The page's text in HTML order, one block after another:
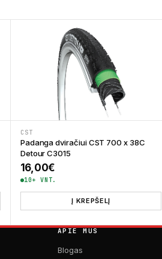
CST
Padanga dviračiui CST 700 x 38C
Detour C3015
16,00€
10+ VNT.
Į KREPŠELĮ
APIE MUS
Blogas